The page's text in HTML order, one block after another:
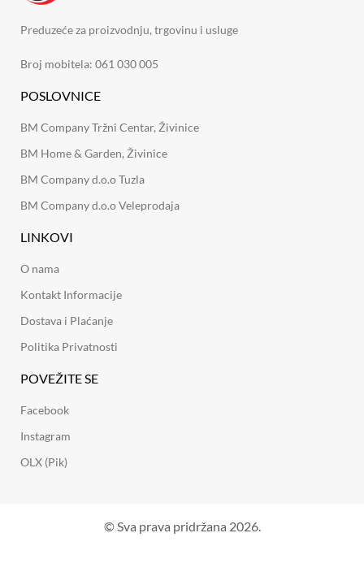
Preduzeće za proizvodnju, trgovinu i usluge
Broj mobitela: 061 030 005
POSLOVNICE
BM Company Tržni Centar, Živinice
BM Home & Garden, Živinice
BM Company d.o.o Tuzla
BM Company d.o.o Veleprodaja
LINKOVI
O nama
Kontakt Informacije
Dostava i Plaćanje
Politika Privatnosti
POVEŽITE SE
Facebook
Instagram
OLX (Pik)
© Sva prava pridržana 2026.